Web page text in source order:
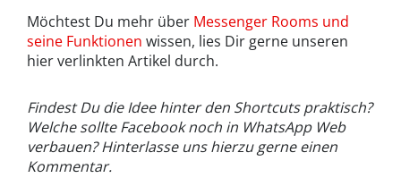
Möchtest Du mehr über Messenger Rooms und
seine Funktionen wissen, lies Dir gerne unseren
hier verlinkten Artikel durch.
Findest Du die Idee hinter den Shortcuts praktisch?
Welche sollte Facebook noch in WhatsApp Web
verbauen? Hinterlasse uns hierzu gerne einen
Kommentar.